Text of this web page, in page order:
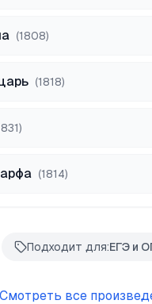
(1808)
(1818)
)
(1814)
Подходит для:ЕГЭ и
Смотреть все